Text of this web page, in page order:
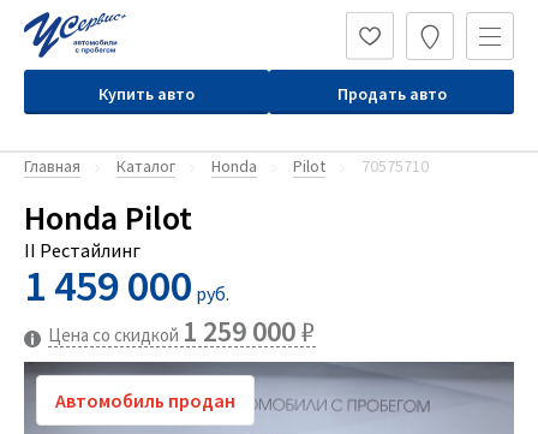
Купить авто Продать авто
Главная Каталог Honda Pilot 70575710
Honda Pilot
II Рестайлинг
1 459 000 руб.
Цена со скидкой 1 259 000₽